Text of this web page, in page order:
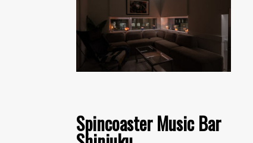
Spincoaster Music Bar